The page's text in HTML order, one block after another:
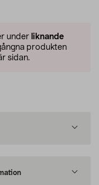
under liknande
produkten
sidan.